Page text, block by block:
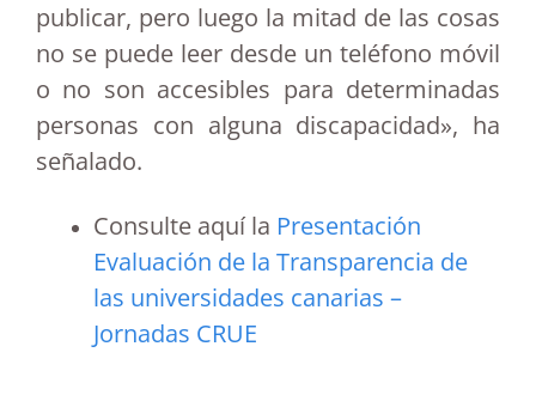
publicar, pero luego la mitad de las cosas
no se puede leer desde un teléfono móvil
o no son accesibles para determinadas
personas con alguna discapacidad», ha
señalado.
Consulte aquí la Presentación
Evaluación de la Transparencia de
las universidades canarias –
Jornadas CRUE